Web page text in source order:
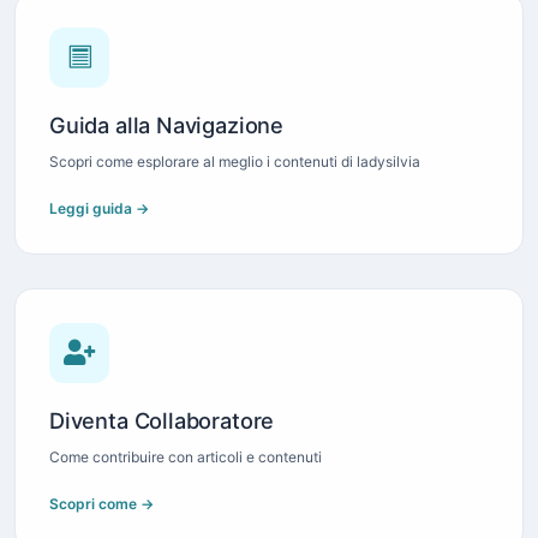
Guida alla Navigazione
Scopri come esplorare al meglio i contenuti di ladysilvia
Leggi guida →
Diventa Collaboratore
Come contribuire con articoli e contenuti
Scopri come →